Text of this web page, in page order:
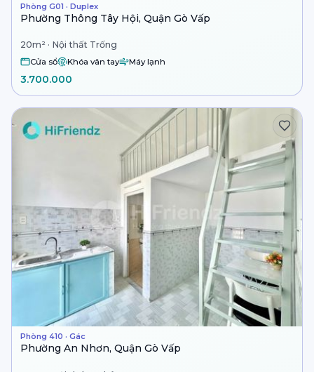
Phòng G01 · Duplex
Phường Thông Tây Hội, Quận Gò Vấp
20m² · Nội thất Trống
Cửa sổ Khóa vân tay Máy lạnh
3.700.000
Phòng 410 · Gác
Phường An Nhơn, Quận Gò Vấp